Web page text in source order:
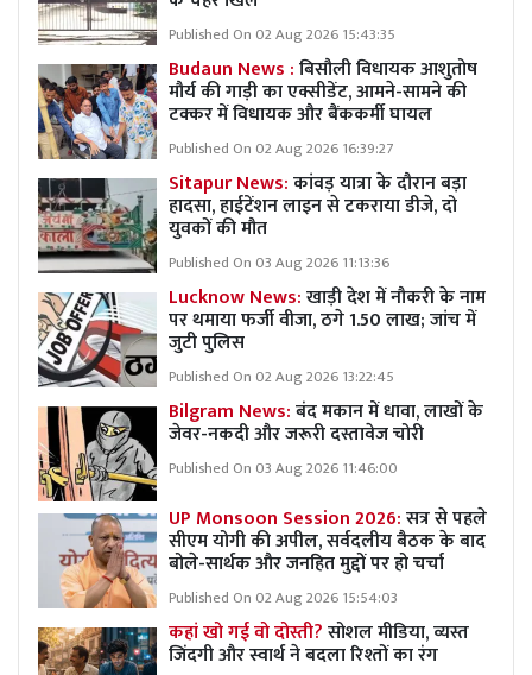
Published On 02 Aug 2026 15:43:35
Budaun News :बिसौली विधायक आशुतोष
मौर्य की गाड़ी का एक्सीडेंट, आमने-सामने की
टक्कर में विधायक और बैंककर्मी घायल
Published On 02 Aug 2026 16:39:27
Sitapur News:कांवड़ यात्रा के दौरान बड़ा
हादसा, हाईटेंशन लाइन से टकराया डीजे, दो
युवकों की मौत
Published On 03 Aug 2026 11:13:36
Lucknow News:खाड़ी देश में नौकरी के नाम
पर थमाया फर्जी वीजा, ठगे 1.50 लाख; जांच में
जुटी पुलिस
Published On 02 Aug 2026 13:22:45
Bilgram News:बंद मकान में धावा, लाखों के
जेवर-नकदी और जरूरी दस्तावेज चोरी
Published On 03 Aug 2026 11:46:00
UP Monsoon Session 2026:सत्र से पहले
सीएम योगी की अपील, सर्वदलीय बैठक के बाद
बोले-सार्थक और जनहित मुद्दों पर हो चर्चा
Published On 02 Aug 2026 15:54:03
कहां खो गई वो दोस्ती?सोशल मीडिया, व्यस्त
जिंदगी और स्वार्थ ने बदला रिश्तों का रंग